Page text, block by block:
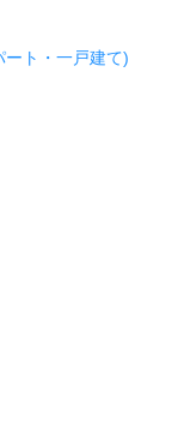
ト・一戸建て)